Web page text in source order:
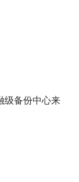
级备份中心来